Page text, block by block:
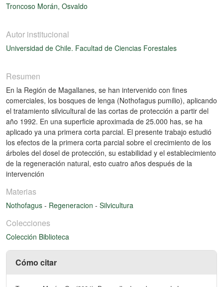
Troncoso Morán, Osvaldo
Autor institucional
Universidad de Chile. Facultad de Ciencias Forestales
Resumen
En la Región de Magallanes, se han intervenido con fines
comerciales, los bosques de lenga (Nothofagus pumilio), aplicando
el tratamiento silvicultural de las cortas de protección a partir del
año 1992. En una superficie aproximada de 25.000 has, se ha
aplicado ya una primera corta parcial. El presente trabajo estudió
los efectos de la primera corta parcial sobre el crecimiento de los
árboles del dosel de protección, su estabilidad y el establecimiento
de la regeneración natural, esto cuatro años después de la
intervención
Materias
Nothofagus - Regeneracion - Silvicultura
Colecciones
Colección Biblioteca
Cómo citar